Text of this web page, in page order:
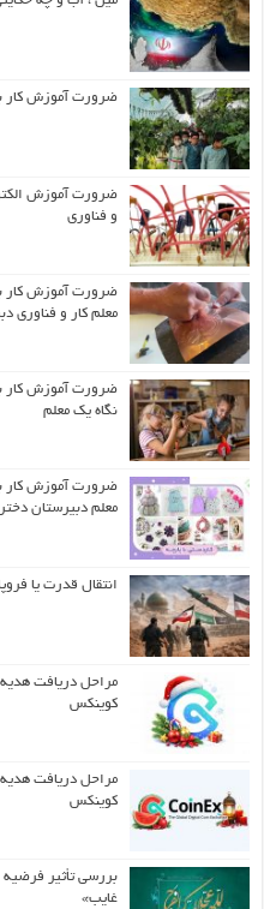
ضرورت آموزش کار
ضرورت آموزش
و فناوری
ضرورت آموزش کار
معلم کار و فناوری
ضرورت آموزش کار
نگاه یک معلم
ضرورت آموزش کار
معلم دبیرستان
انتقال قدرت یا
مراحل دریافت
کوینکس
مراحل دریافت
کوینکس
بررسی تأثیر فرضیه
غایب»